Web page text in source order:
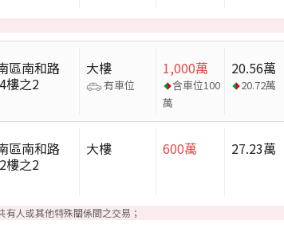
區南和路
樓之2
大樓
有車位
1,000萬
含車位100
萬
20.56萬
20.72萬
區南和路
樓之2
大樓 600萬 27.23萬
有人或其他特殊關係間之交易；